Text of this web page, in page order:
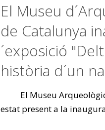
El Museu
de Catalunya
´exposició
història d´un
El Museu Arqueològic
estat present a la